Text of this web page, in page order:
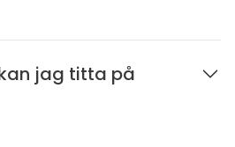
jag titta på